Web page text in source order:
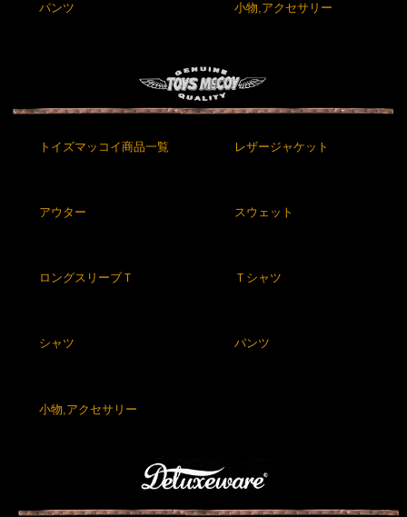
パンツ 小物,アクセサリー
トイズマッコイ商品一覧 レザージャケット
アウター スウェット
ロングスリーブＴ Ｔシャツ
シャツ パンツ
小物,アクセサリー